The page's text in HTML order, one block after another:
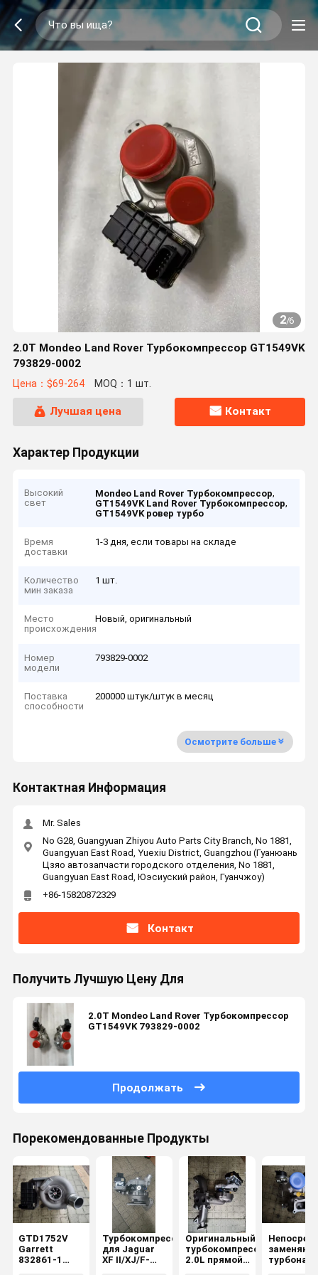
2/6
2.0T Mondeo Land Rover Турбокомпрессор GT1549VK
793829-0002
Цена：$69-264 MOQ：1 шт.
Лучшая цена Контакт
Характер Продукции
Высокий
свет
Mondeo Land Rover Турбокомпрессор,
GT1549VK Land Rover Турбокомпрессор,
GT1549VK ровер турбо
Время
доставки
1-3 дня, если товары на складе
Количество
мин заказа
1 шт.
Место
происхождения
Новый, оригинальный
Номер
модели
793829-0002
Поставка
способности
200000 штук/штук в месяц
Осмотрите больше
Контактная Информация
Mr. Sales
No G28, Guangyuan Zhiyou Auto Parts City Branch, No 1881,
Guangyuan East Road, Yuexiu District, Guangzhou (Гуанюань
Цзяо автозапчасти городского отделения, No 1881,
Guangyuan East Road, Юэсиуский район, Гуанчжоу)
+86-15820872329
Контакт
Получить Лучшую Цену Для
2.0T Mondeo Land Rover Турбокомпрессор
GT1549VK 793829-0002
Продолжать
Порекомендованные Продукты
GTD1752V
Garrett
832861-1
Турбокомпрессор
для Jaguar
XF II/XJ/F-
Оригинальный
турбокомпрессор
2.0L прямой